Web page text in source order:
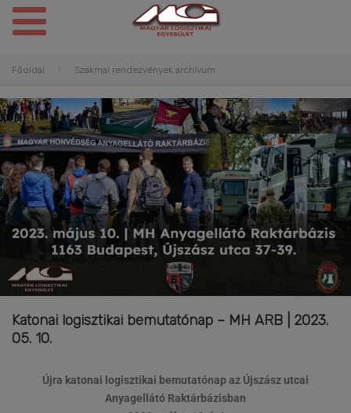
Főoldal Szakmai rendezvények archívum
Katonai logisztikai bemutatónap – MH ARB | 2023.
05. 10.
Újra katonai logisztikai bemutatónap az Újszász utcai
Anyagellátó Raktárbázisban